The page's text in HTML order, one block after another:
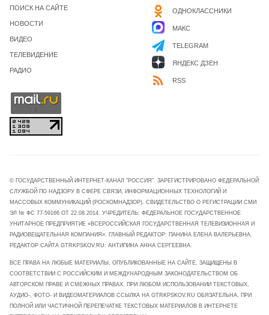
ПОИСК НА САЙТЕ
НОВОСТИ
ВИДЕО
ТЕЛЕВИДЕНИЕ
РАДИО
ОДНОКЛАССНИКИ
МАКС
TELEGRAM
ЯНДЕКС ДЗЕН
RSS
© ГОСУДАРСТВЕННЫЙ ИНТЕРНЕТ-КАНАЛ "РОССИЯ". ЗАРЕГИСТРИРОВАНО ФЕДЕРАЛЬНОЙ
СЛУЖБОЙ ПО НАДЗОРУ В СФЕРЕ СВЯЗИ, ИНФОРМАЦИОННЫХ ТЕХНОЛОГИЙ И
МАССОВЫХ КОММУНИКАЦИЙ (РОСКОМНАДЗОР). СВИДЕТЕЛЬСТВО О РЕГИСТРАЦИИ СМИ
ЭЛ № ФС 77-59166 ОТ 22.08.2014. УЧРЕДИТЕЛЬ: ФЕДЕРАЛЬНОЕ ГОСУДАРСТВЕННОЕ
УНИТАРНОЕ ПРЕДПРИЯТИЕ «ВСЕРОССИЙСКАЯ ГОСУДАРСТВЕННАЯ ТЕЛЕВИЗИОННАЯ И
РАДИОВЕЩАТЕЛЬНАЯ КОМПАНИЯ». ГЛАВНЫЙ РЕДАКТОР: ПАНИНА ЕЛЕНА ВАЛЕРЬЕВНА.
РЕДАКТОР САЙТА GTRKPSKOV.RU: АНТИПИНА АННА СЕРГЕЕВНА.
ВСЕ ПРАВА НА ЛЮБЫЕ МАТЕРИАЛЫ, ОПУБЛИКОВАННЫЕ НА САЙТЕ, ЗАЩИЩЕНЫ В
СООТВЕТСТВИИ С РОССИЙСКИМ И МЕЖДУНАРОДНЫМ ЗАКОНОДАТЕЛЬСТВОМ ОБ
АВТОРСКОМ ПРАВЕ И СМЕЖНЫХ ПРАВАХ. ПРИ ЛЮБОМ ИСПОЛЬЗОВАНИИ ТЕКСТОВЫХ,
АУДИО-, ФОТО- И ВИДЕОМАТЕРИАЛОВ ССЫЛКА НА GTRKPSKOV.RU ОБЯЗАТЕЛЬНА. ПРИ
ПОЛНОЙ ИЛИ ЧАСТИЧНОЙ ПЕРЕПЕЧАТКЕ ТЕКСТОВЫХ МАТЕРИАЛОВ В ИНТЕРНЕТЕ